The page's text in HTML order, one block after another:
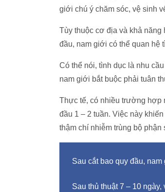
giới chú ý chăm sóc, vệ sinh
Tùy thuộc cơ địa và khả
đầu, nam giới có thể quan hệ
Có thể nói, tình dục là nhu
nam giới bắt buộc phải tuân
Thực tế, có nhiều trường hợp
đầu 1 – 2 tuần. Việc này
thậm chí nhiễm trùng bộ phận
Sau cắt bao quy đầu,
Sau thủ thuật 7 – 10